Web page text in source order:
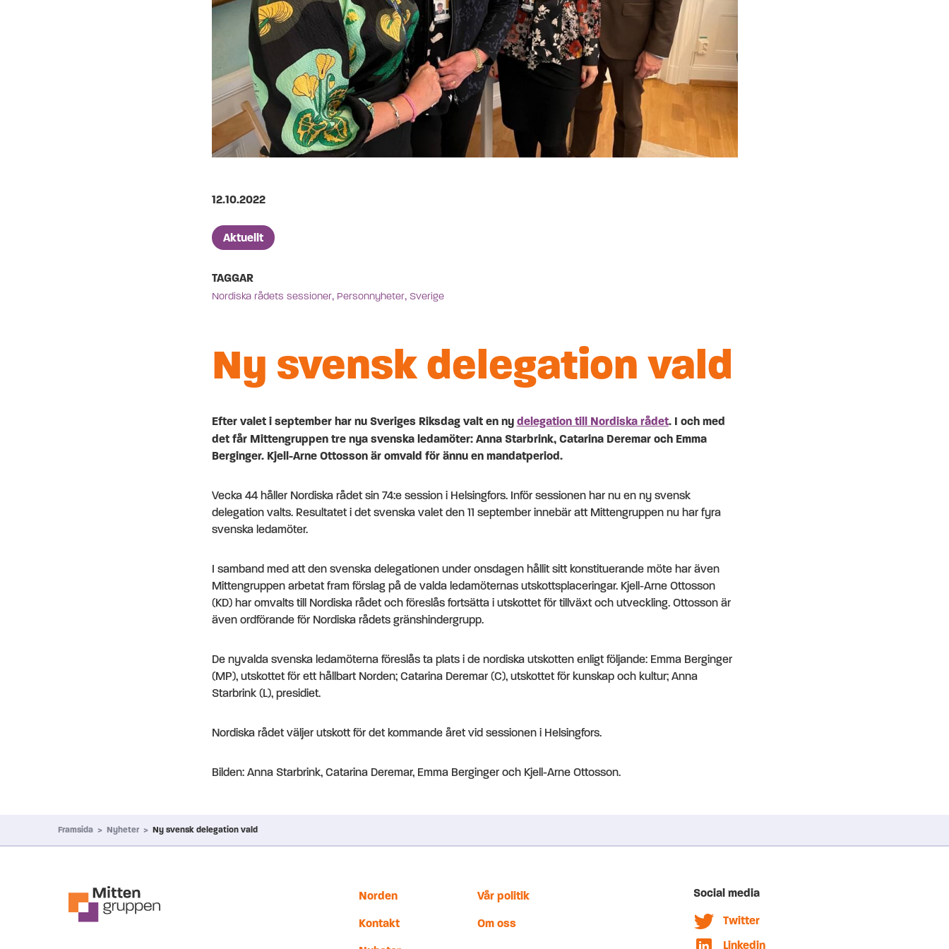
Publicerad på
12.10.2022
Artikelkategorier
Aktuellt
TAGGAR
Nordiska rådets sessioner, Personnyheter, Sverige
Ny svensk delegation vald
Efter valet i september har nu Sveriges Riksdag valt en ny delegation till Nordiska rådet. I och med
det får Mittengruppen tre nya svenska ledamöter: Anna Starbrink, Catarina Deremar och Emma
Berginger. Kjell-Arne Ottosson är omvald för ännu en mandatperiod.
Vecka 44 håller Nordiska rådet sin 74:e session i Helsingfors. Inför sessionen har nu en ny svensk
delegation valts. Resultatet i det svenska valet den 11 september innebär att Mittengruppen nu har fyra
svenska ledamöter.
I samband med att den svenska delegationen under onsdagen hållit sitt konstituerande möte har även
Mittengruppen arbetat fram förslag på de valda ledamöternas utskottsplaceringar. Kjell-Arne Ottosson
(KD) har omvalts till Nordiska rådet och föreslås fortsätta i utskottet för tillväxt och utveckling. Ottosson är
även ordförande för Nordiska rådets gränshindergrupp.
De nyvalda svenska ledamöterna föreslås ta plats i de nordiska utskotten enligt följande: Emma Berginger
(MP), utskottet för ett hållbart Norden; Catarina Deremar (C), utskottet för kunskap och kultur; Anna
Starbrink (L), presidiet.
Nordiska rådet väljer utskott för det kommande året vid sessionen i Helsingfors.
Bilden: Anna Starbrink, Catarina Deremar, Emma Berginger och Kjell-Arne Ottosson.
Framsida > Nyheter > Ny svensk delegation vald
Norden Vår politik
Kontakt Om oss
Social media
Twitter
Linkedin